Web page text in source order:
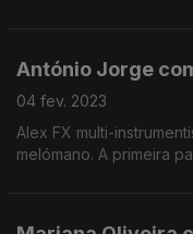
António Jorge
04 fev. 2023
Alex FX multi-
melómano. A primeira